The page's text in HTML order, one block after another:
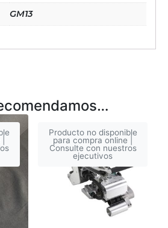
GM13
Producto no disponible
para compra online |
Consulte con nuestros
ejecutivos